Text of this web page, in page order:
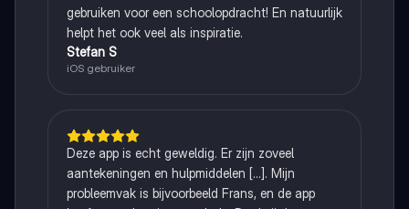
gebruiken voor een schoolopdracht! En natuurlijk
helpt het ook veel als inspiratie.
Stefan S
iOS gebruiker
Deze app is echt geweldig. Er zijn zoveel
aantekeningen en hulpmiddelen [...]. Mijn
probleemvak is bijvoorbeeld Frans, en de app